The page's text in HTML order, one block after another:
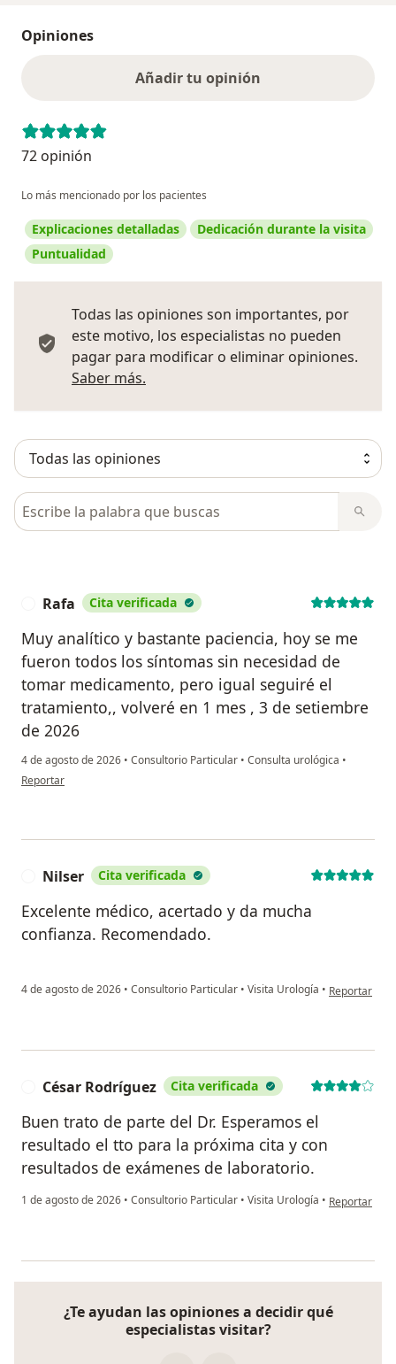
Opiniones
Añadir tu opinión
72 opinión
Lo más mencionado por los pacientes
Explicaciones detalladas
Dedicación durante la visita
Puntualidad
Todas las opiniones son importantes, por
este motivo, los especialistas no pueden
pagar para modificar o eliminar opiniones.
Saber más.
Busca en opiniones
Rafa Cita verificada
Muy analítico y bastante paciencia, hoy se me
fueron todos los síntomas sin necesidad de
tomar medicamento, pero igual seguiré el
tratamiento,, volveré en 1 mes , 3 de setiembre
de 2026
4 de agosto de 2026 • Consultorio Particular • Consulta urológica •
en opinión del usuario Rafa
Reportar
Nilser Cita verificada
Excelente médico, acertado y da mucha
confianza. Recomendado.
4 de agosto de 2026 • Consultorio Particular • Visita Urología • en opinión
Reportar
César Rodríguez Cita verificada
Buen trato de parte del Dr. Esperamos el
resultado el tto para la próxima cita y con
resultados de exámenes de laboratorio.
1 de agosto de 2026 • Consultorio Particular • Visita Urología • en opinión
Reportar
¿Te ayudan las opiniones a decidir qué
especialistas visitar?